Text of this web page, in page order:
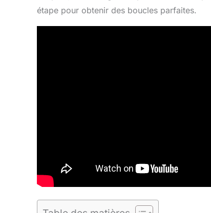
étape pour obtenir des boucles parfaites.